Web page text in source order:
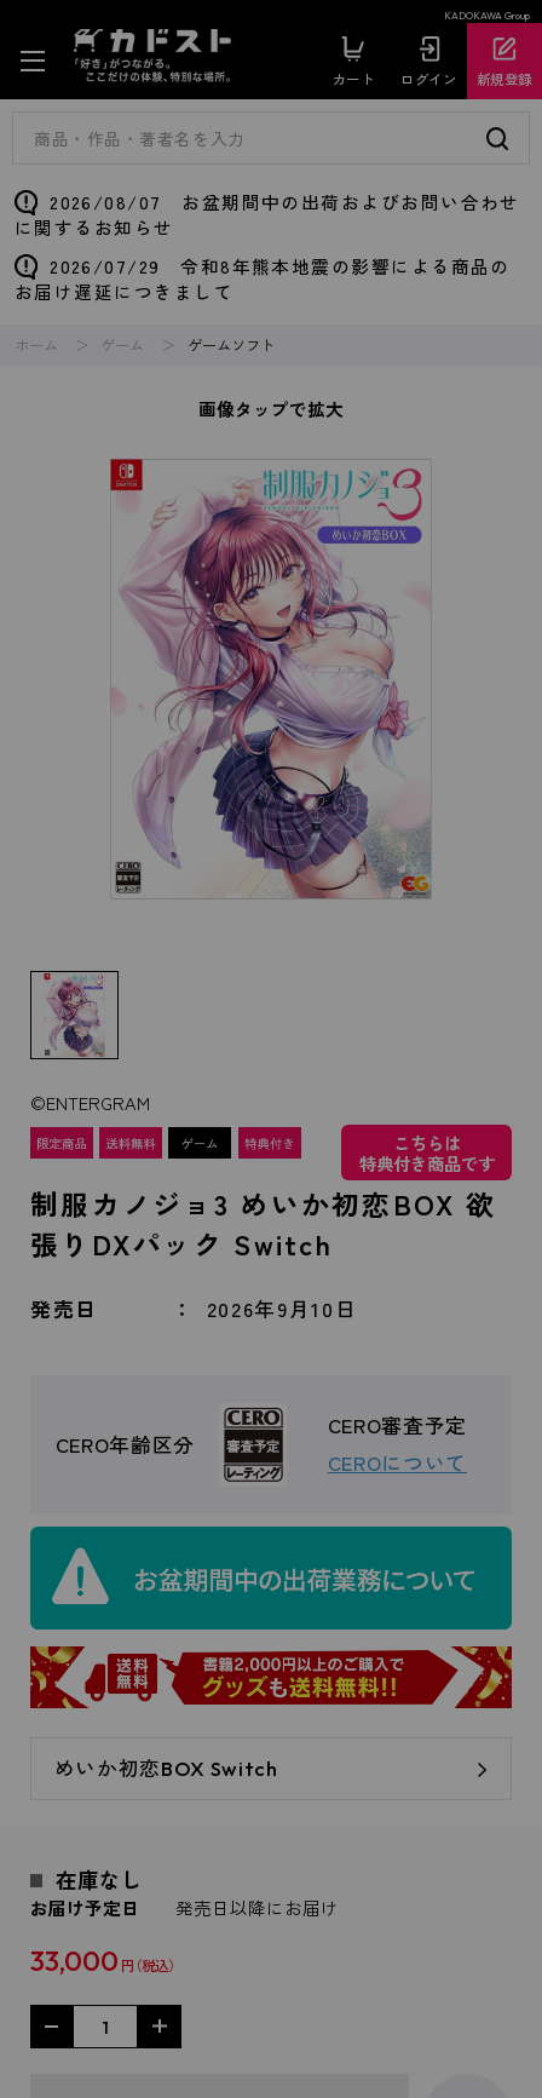
KADOKAWA Group
カート ログイン 新規登録
2026/08/07 お盆期間中の出荷およびお問い合わせ
に関するお知らせ
2026/07/29 令和8年熊本地震の影響による商品の
お届け遅延につきまして
ホーム ゲーム ゲームソフト
画像タップで拡大
©ENTERGRAM
こちらは
特典付き商品です
制服カノジョ3 めいか初恋BOX 欲
張りDXパック Switch
発売日 2026年9月10日
CERO年齢区分
CERO審査予定
CEROについて
めいか初恋BOX Switch
在庫なし
お届け予定日 発売日以降にお届け
33,000 円